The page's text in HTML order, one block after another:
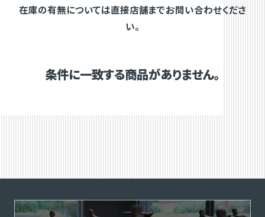
在庫の有無については直接店舗までお問い合わせくださ
い。
条件に一致する商品がありません。